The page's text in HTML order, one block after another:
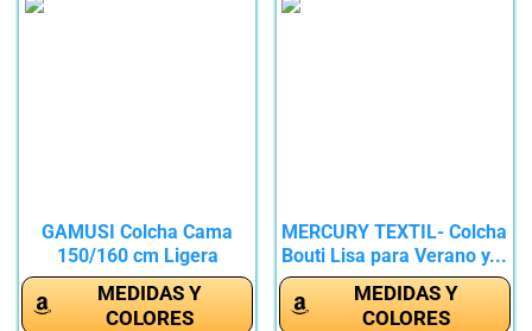
GAMUSI Colcha Cama
150/160 cm Ligera
Entretiempo...
MEDIDAS Y
COLORES
MERCURY TEXTIL- Colcha
Bouti Lisa para Verano y...
MEDIDAS Y
COLORES